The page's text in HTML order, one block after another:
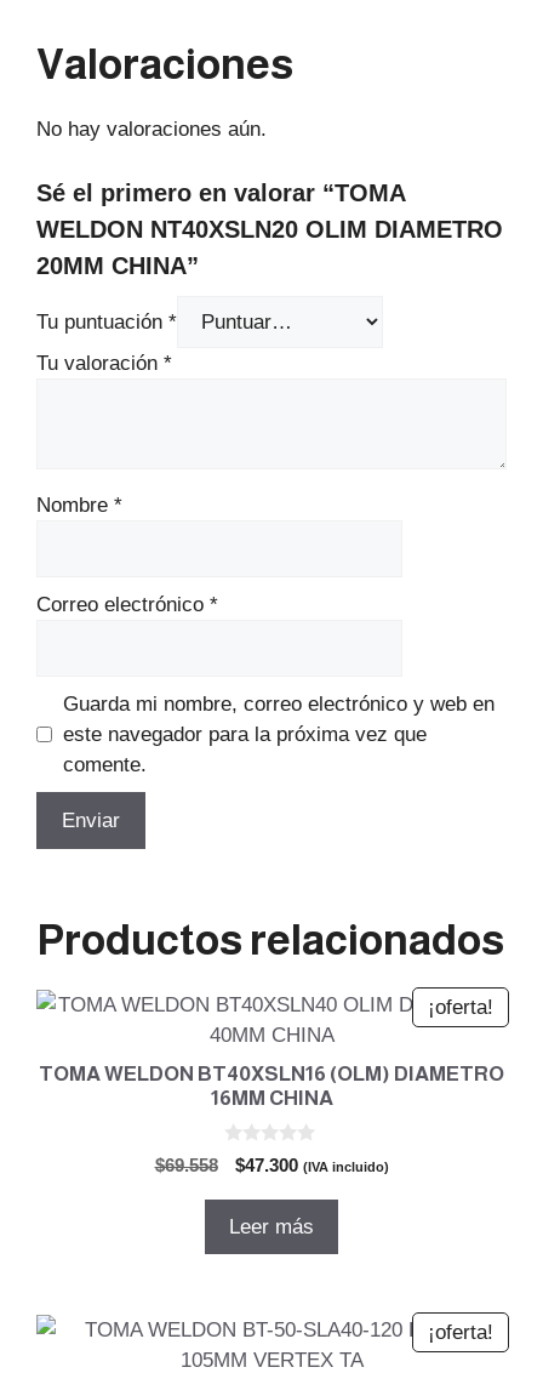
Valoraciones
No hay valoraciones aún.
Sé el primero en valorar “TOMA
WELDON NT40XSLN20 OLIM DIAMETRO
20MM CHINA”
Tu puntuación *
Tu valoración *
Nombre *
Correo electrónico *
Guarda mi nombre, correo electrónico y web en
este navegador para la próxima vez que
comente.
Productos relacionados
¡oferta!
TOMA WELDON BT40XSLN16 (OLM) DIAMETRO
16MM CHINA
$69.558
El
original
$47.300El
actual
(IVA incluido)
Leer más
¡oferta!